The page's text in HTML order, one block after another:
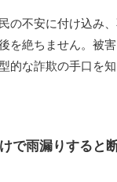
の不安に付け込み
を絶ちません。被
的な詐欺の手口を
で雨漏りすると断